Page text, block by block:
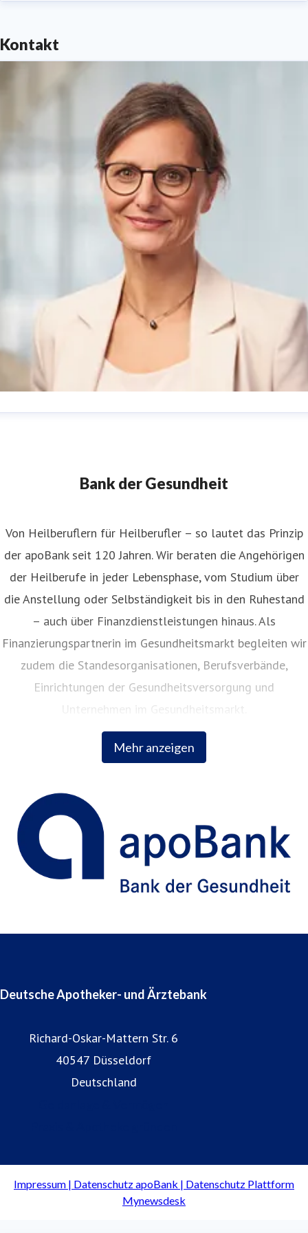
Unternehmenswerten der apoBank fest verankert. Sie
Zukunftsprojekte, Kultur sowie soziales Engagement
www.apobank.de/mehr-ermoeglichen
Kontakt
Bank der Gesundheit
Mehr anzeigen
Von Heilberuflern für Heilberufler – so lautet das Prinzip
der apoBank seit 120 Jahren. Wir beraten die Angehörigen
der Heilberufe in jeder Lebensphase, vom Studium über
die Anstellung oder Selbständigkeit bis in den Ruhestand
– auch über Finanzdienstleistungen hinaus. Als
Finanzierungspartnerin im Gesundheitsmarkt begleiten wir
zudem die Standesorganisationen, Berufsverbände,
Einrichtungen der Gesundheitsversorgung und
Unternehmen im Gesundheitsmarkt.
Deutsche Apotheker- und Ärztebank
Richard-Oskar-Mattern Str. 6
40547 Düsseldorf
Deutschland